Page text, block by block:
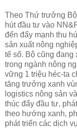
Theo Thứ trưởng
hút đầu tư vào
đến đẩy mạnh thu
sản xuất nông
tế số. Bộ cũng
trong ngành nông
vững 1 triệu héc-ta
tăng trưởng xanh
logistics nông sản
thúc đẩy đầu tư,
theo hướng xanh,
phát triển các dịch